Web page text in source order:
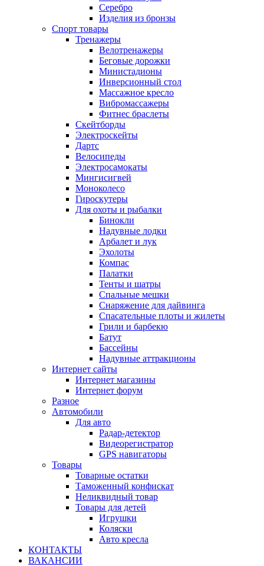
Серебро
Изделия из бронзы
Спорт товары
Тренажеры
Велотренажеры
Беговые дорожки
Министадионы
Инверсионный стол
Массажное кресло
Вибромассажеры
Фитнес браслеты
Скейтборды
Электроскейты
Дартс
Велосипеды
Электросамокаты
Мингисигвей
Моноколесо
Гироскутеры
Для охоты и рыбалки
Бинокли
Надувные лодки
Арбалет и лук
Эхолоты
Компас
Палатки
Тенты и шатры
Спальные мешки
Снаряжение для дайвинга
Спасательные плоты и жилеты
Грили и барбекю
Батут
Бассейны
Надувные аттракционы
Интернет сайты
Интернет магазины
Интернет форум
Разное
Автомобили
Для авто
Радар-детектор
Видеорегистратор
GPS навигаторы
Товары
Товарные остатки
Таможенный конфискат
Неликвидный товар
Товары для детей
Игрушки
Коляски
Авто кресла
КОНТАКТЫ
ВАКАНСИИ